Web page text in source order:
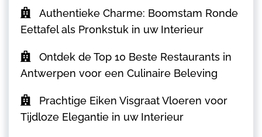
Authentieke Charme: Boomstam Ronde
Eettafel als Pronkstuk in uw Interieur
Ontdek de Top 10 Beste Restaurants in
Antwerpen voor een Culinaire Beleving
Prachtige Eiken Visgraat Vloeren voor
Tijdloze Elegantie in uw Interieur